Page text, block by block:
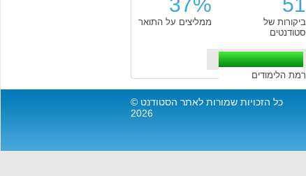
ביקורות של
סטודנטים
ממליצים על התואר
רמת הלימודים
כל הזכויות שמורות לאתר הסטודנט ©
2026